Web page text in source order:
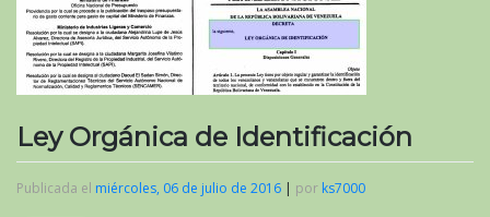
Ley Orgánica de Identificación
Publicada el miércoles, 06 de julio de 2016 | por ks7000